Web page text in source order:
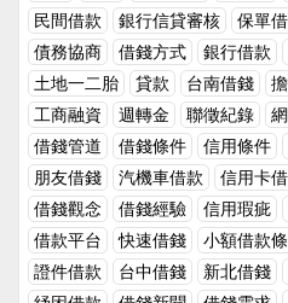
存。還款時可寫收條，也可在借單上簽收。 對於
應實行擔保和典當手續及具有歸還
貸人以存單、債券、機動車、房產
或典當手續。 告貸利率應合理合法，可適在銀行同期利率的四倍
以內，超出部分的利息和復利不受法令保護。
出的金錢到了約好還款期後，債權
法，保護合法債權。 在寫借單的時分要留意，無論是出借人仍是
告貸人，都要依照身份證上的信息
的家庭住址、聯系電話等必定要寫
借錢給別人，謹防非法集資。一般
分之二十每年，假如是高利率，
重，最好不參與。 違約是指合同當事人徹底沒有實行合同或許實
複利是更為複雜的計算方式，利息
產生的利息來計算。複利的計算方
增加，因為每一計息期的利息都會
的基數。複利計算公式為：利 息
金不同貸款機構常用的利息計算方
和市場定位，會採用不同的利息計
方式：固定利率貸款：利率在貸款
或簡單的複利計算。浮動利率貸款
調整，通常會定期重新計算利息。
息周期（如每月或每季）累計，並
行複利計算。定期償還貸款：貸款
息，這種方式通常涉及更複雜的
哪位專員做聯繫。第三，確認自己
好的信用評分；無信用瑕疵紀錄●
轉帳證明●名下有動產、不動產可作為抵
項基本條件外，銀行和民間借款的
計算。確保自己的條件足夠申請貸
的貸款及更低的利率之外，也降低
徵紀錄被註記的機會！延伸閱讀
如何貸款呢？借錢之前該準備甚麼
存摺裡有些收入，一位友人開口向
美金，心想1萬美金，還好嘛，後
也借，還有人借那位友人100萬。
三拖四拖，後來居然消失，現在他
「我會說我們好好當朋友就好，
道理，不然要吃草了。」 出道至今，他最低潮時期是當年遇到經
紀公司變動，讓他不知何去何從，
極三國》，存款只剩3、4萬。那
己慢慢熬過來，1天大概吃2餐，
充飢，吃滷肉飯的時候想到那筆錢
吃的給自己吃就好。」大夥誇他個
喔？」 中國時報【專訪洪秀瑛】 來源：
民間借款
銀行信貸審核 保單
債務協商
借錢方式 銀行借款
土地一二胎
貸款 台南借錢
工商融資
週轉金 聯徵紀錄
借錢管道
借錢條件 信用條件
朋友借錢
汽機車借款 信用卡
借錢觀念
借錢經驗 信用瑕疵
借款平台
快速借錢 小額借款
證件借款
台中借錢 新北借錢